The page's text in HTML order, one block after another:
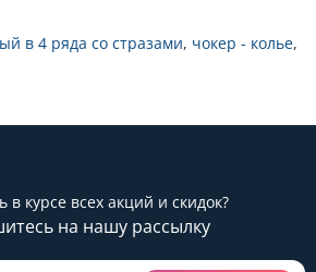
в 4 ряда со стразами, чокер - колье,
в курсе всех акций и скидок?
на нашу рассылку